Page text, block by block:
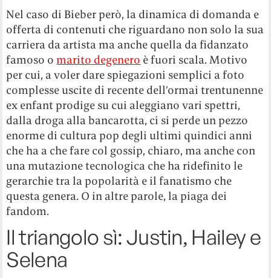
Nel caso di Bieber però, la dinamica di domanda e
offerta di contenuti che riguardano non solo la sua
carriera da artista ma anche quella da fidanzato
famoso o marito degenero è fuori scala. Motivo
per cui, a voler dare spiegazioni semplici a foto
complesse uscite di recente dell’ormai trentunenne
ex enfant prodige su cui aleggiano vari spettri,
dalla droga alla bancarotta, ci si perde un pezzo
enorme di cultura pop degli ultimi quindici anni
che ha a che fare col gossip, chiaro, ma anche con
una mutazione tecnologica che ha ridefinito le
gerarchie tra la popolarità e il fanatismo che
questa genera. O in altre parole, la piaga dei
fandom.
Il triangolo sì: Justin, Hailey e
Selena